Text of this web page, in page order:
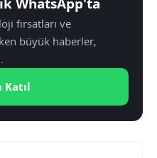
fırsatları ve
büyük haberler,
Katıl